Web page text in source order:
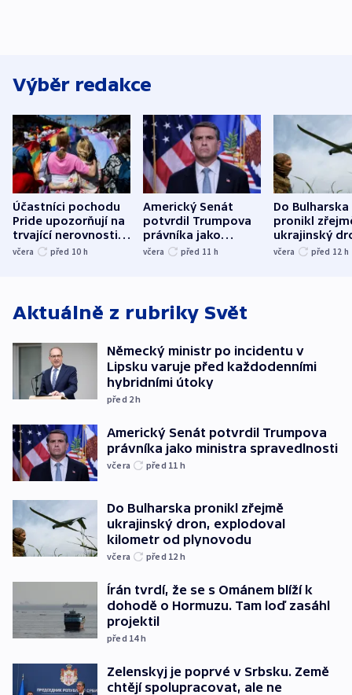
Výběr redakce
Účastníci pochodu
Pride upozorňují na
trvající nerovnosti i
společenskou
včera před 10 h
Americký Senát
potvrdil Trumpova
právníka jako
ministra
včera před 11 h
Do Bulharska
pronikl
ukrajinský
explodoval
včera před 12 h
Aktuálně z rubriky Svět
Německý ministr po incidentu v
Lipsku varuje před každodenními
hybridními útoky
před 2h
Americký Senát potvrdil Trumpova
právníka jako ministra spravedlnosti
včera před 11 h
Do Bulharska pronikl zřejmě
ukrajinský dron, explodoval
kilometr od plynovodu
včera před 12 h
Írán tvrdí, že se s Ománem blíží k
dohodě o Hormuzu. Tam loď zasáhl
projektil
před 14h
Zelenskyj je poprvé v Srbsku. Země
chtějí spolupracovat, ale ne